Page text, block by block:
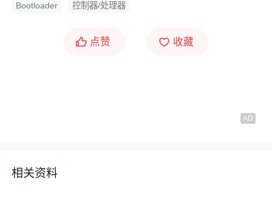
Bootloader 控制器/处理器
点赞 收藏
相关资料